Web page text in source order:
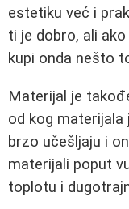
estetiku već i
ti je dobro, ali
kupi onda nešto
Materijal je
od kog materijala
brzo učešljaju i
materijali poput
toplotu i